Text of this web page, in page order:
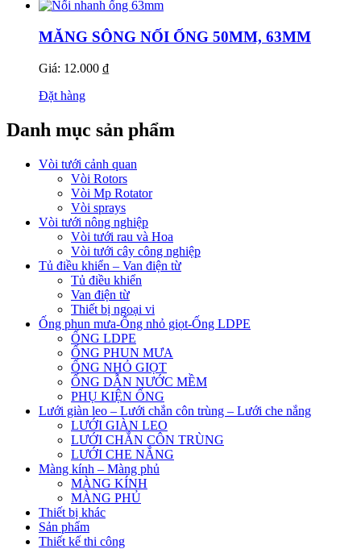
MĂNG SÔNG NỐI ỐNG 50MM, 63MM
Giá: 12.000 ₫
Đặt hàng
Danh mục sản phẩm
Vòi tưới cảnh quan
Vòi Rotors
Vòi Mp Rotator
Vòi sprays
Vòi tưới nông nghiệp
Vòi tưới rau và Hoa
Vòi tưới cây công nghiệp
Tủ điều khiển – Van điện từ
Tủ điều khiển
Van điện từ
Thiết bị ngoại vi
Ống phun mưa-Ống nhỏ giọt-Ống LDPE
ỐNG LDPE
ỐNG PHUN MƯA
ỐNG NHỎ GIỌT
ỐNG DẪN NƯỚC MỀM
PHỤ KIỆN ỐNG
Lưới giàn leo – Lưới chắn côn trùng – Lưới che nắng
LƯỚI GIÀN LEO
LƯỚI CHẮN CÔN TRÙNG
LƯỚI CHE NẮNG
Màng kính – Màng phủ
MÀNG KÍNH
MÀNG PHỦ
Thiết bị khác
Sản phẩm
Thiết kế thi công